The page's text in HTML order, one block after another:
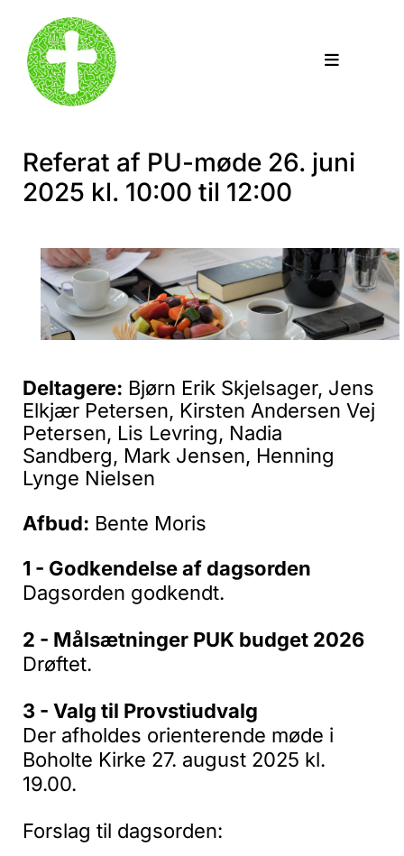
Referat af PU-møde 26. juni
2025 kl. 10:00 til 12:00
Deltagere: Bjørn Erik Skjelsager, Jens
Elkjær Petersen, Kirsten Andersen Vej
Petersen, Lis Levring, Nadia
Sandberg, Mark Jensen, Henning
Lynge Nielsen
Afbud: Bente Moris
1 - Godkendelse af dagsorden
Dagsorden godkendt.
2 - Målsætninger PUK budget 2026
Drøftet.
3 - Valg til Provstiudvalg
Der afholdes orienterende møde i
Boholte Kirke 27. august 2025 kl.
19.00.
Forslag til dagsorden: